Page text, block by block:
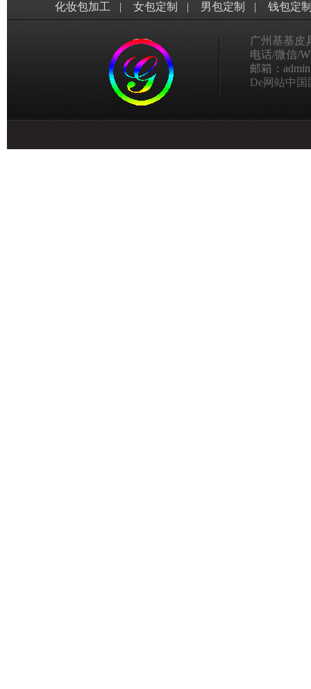
化妆包加工 | 女包定制 | 男包定制 | 钱包定
广州基基皮
电话/微信/
邮箱：
De网站中国